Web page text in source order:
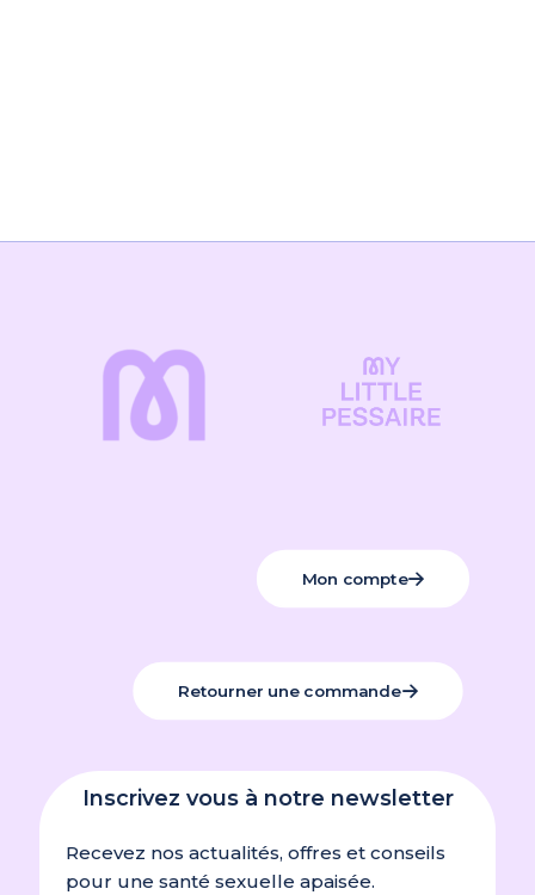
Mon compte
Retourner une commande
Inscrivez vous à notre newsletter
Recevez nos actualités, offres et conseils
pour une santé sexuelle apaisée.